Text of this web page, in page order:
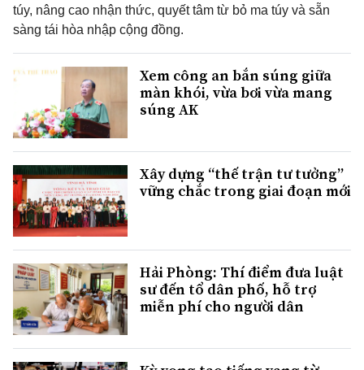
túy, nâng cao nhận thức, quyết tâm từ bỏ ma túy và sẵn
sàng tái hòa nhập cộng đồng.
Xem công an bắn súng giữa
màn khói, vừa bơi vừa mang
súng AK
Xây dựng “thế trận tư tưởng”
vững chắc trong giai đoạn mới
Hải Phòng: Thí điểm đưa luật
sư đến tổ dân phố, hỗ trợ
miễn phí cho người dân